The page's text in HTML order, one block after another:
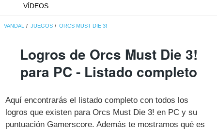
VÍDEOS
VANDAL JUEGOS ORCS MUST DIE 3!
Logros de Orcs Must Die 3!
para PC - Listado completo
Aquí encontrarás el listado completo con todos los
logros que existen para Orcs Must Die 3! en PC y su
puntuación Gamerscore. Además te mostramos qué es